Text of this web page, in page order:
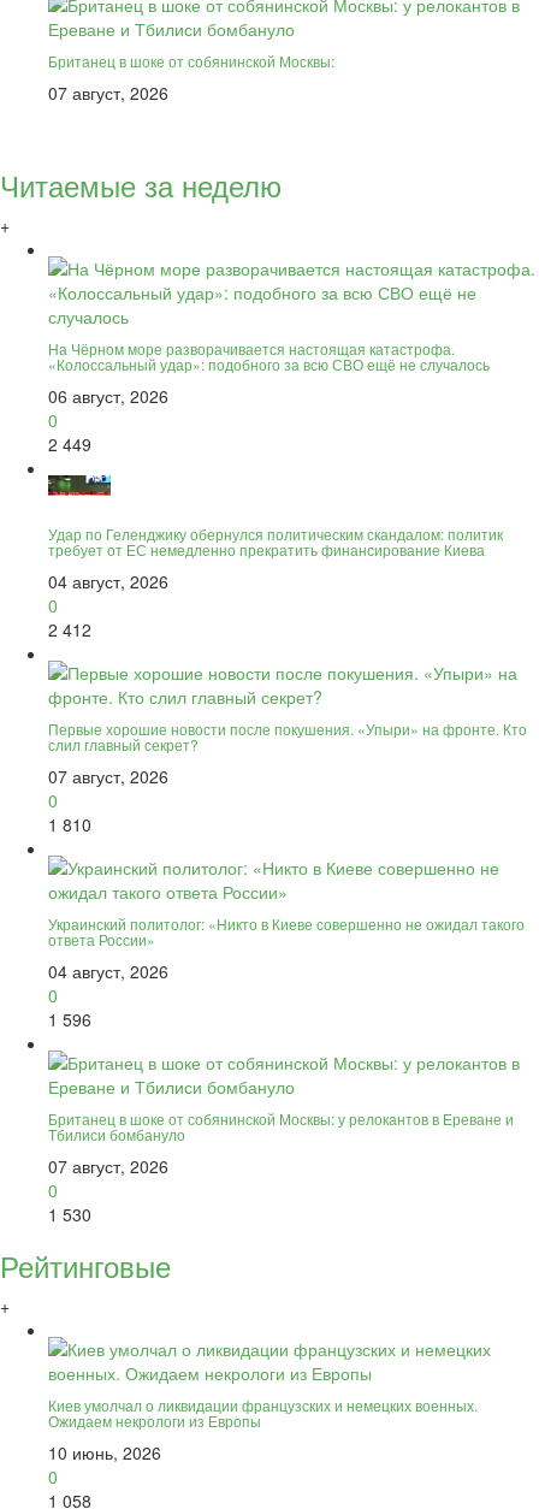
Британец в шоке от собянинской Москвы:
07 август, 2026
Читаемые за неделю
+
На Чёрном море разворачивается настоящая катастрофа.
«Колоссальный удар»: подобного за всю СВО ещё не случалось
06 август, 2026
0
2 449
Удар по Геленджику обернулся политическим скандалом: политик
требует от ЕС немедленно прекратить финансирование Киева
04 август, 2026
0
2 412
Первые хорошие новости после покушения. «Упыри» на фронте. Кто
слил главный секрет?
07 август, 2026
0
1 810
Украинский политолог: «Никто в Киеве совершенно не ожидал такого
ответа России»
04 август, 2026
0
1 596
Британец в шоке от собянинской Москвы: у релокантов в Ереване и
Тбилиси бомбануло
07 август, 2026
0
1 530
Рейтинговые
+
Киев умолчал о ликвидации французских и немецких военных.
Ожидаем некрологи из Европы
10 июнь, 2026
0
1 058